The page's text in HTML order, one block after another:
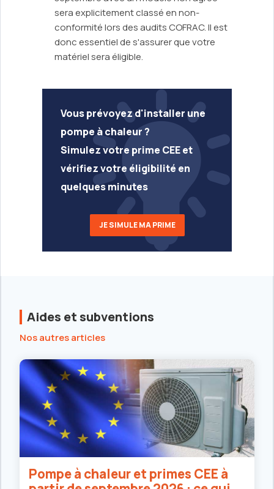
sera explicitement classé en non-
conformité lors des audits COFRAC. Il est
donc essentiel de s'assurer que votre
matériel sera éligible.
Vous prévoyez d'installer une
pompe à chaleur ?
Simulez votre prime CEE et
vérifiez votre éligibilité en
quelques minutes
JE SIMULE MA PRIME
Aides et subventions
Nos autres articles
Pompe à chaleur et primes CEE à